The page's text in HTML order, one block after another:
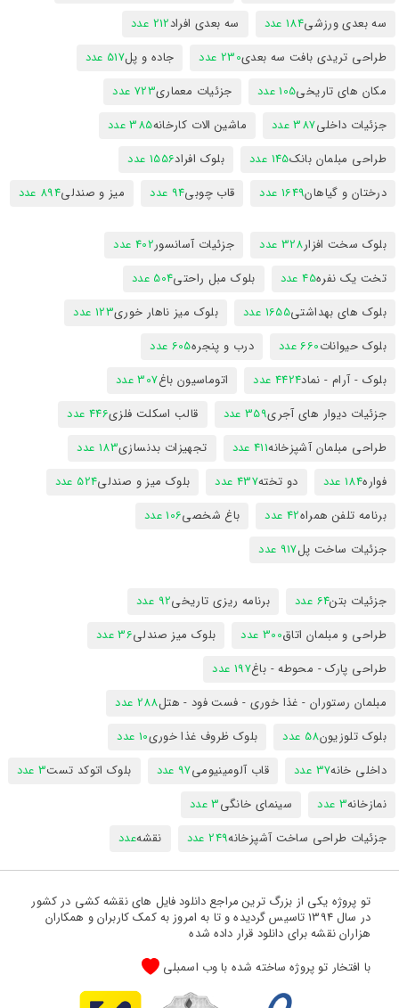
سه بعدی ورزشی184 عدد سه بعدی افراد212 عدد
طراحی تریدی بافت سه بعدی230 عدد جاده و پل517 عدد
مکان های تاریخی105 عدد جزئیات معماری723 عدد
جزئیات داخلی387 عدد ماشین الات کارخانه385 عدد
طراحی مبلمان بانک145 عدد بلوک افراد1556 عدد
درختان و گیاهان1649 عدد قاب چوبی94 عدد میز و صندلی894 عدد
بلوک سخت افزار328 عدد جزئیات آسانسور402 عدد
تخت یک نفره45 عدد بلوک مبل راحتی504 عدد
بلوک های بهداشتی1655 عدد بلوک میز ناهار خوری123 عدد
بلوک حیوانات660 عدد درب و پنجره605 عدد
بلوک - آرام - نماد4424 عدد اتوماسیون باغ307 عدد
جزئیات دیوار های آجری359 عدد قالب اسکلت فلزی446 عدد
طراحی مبلمان آشپزخانه411 عدد تجهیزات بدنسازی183 عدد
فواره184 عدد دو تخته437 عدد بلوک میز و صندلی524 عدد
برنامه تلفن همراه42 عدد باغ شخصی106 عدد
جزئیات ساخت پل917 عدد
جزئیات بتن64 عدد برنامه ریزی تاریخی92 عدد
طراحی و مبلمان اتاق300 عدد بلوک میز صندلی36 عدد
طراحی پارک - محوطه - باغ197 عدد
مبلمان رستوران - غذا خوری - فست فود - هتل288 عدد
بلوک تلوزیون58 عدد بلوک ظروف غذا خوری10 عدد
داخلی خانه37 عدد قاب آلومینیومی97 عدد بلوک اتوکد تست3 عدد
نمازخانه3 عدد سینمای خانگی3 عدد
جزئیات طراحی ساخت آشپزخانه249 عدد نقشهعدد
تو پروژه یکی از بزرگ ترین مراجع دانلود فایل های نقشه کشی در کشور
در سال 1394 تاسیس گردیده و تا به امروز به کمک کاربران و همکاران
هزاران نقشه برای دانلود قرار داده شده
با افتخار تو پروژه ساخته شده با وب اسمبلی